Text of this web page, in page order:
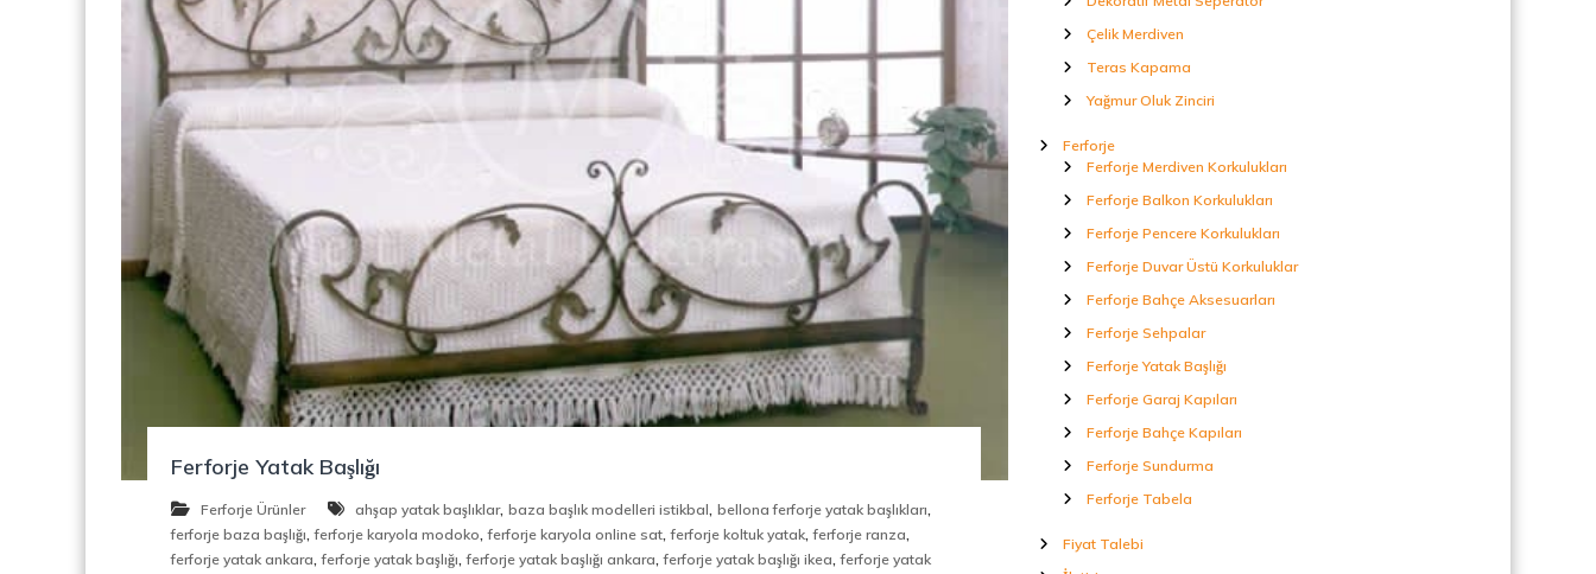
y
o
n
o
s
t
y
o
n
Ç
e
l
i
r
d
i
Ferforje Yatak Başlığı
Ferforje Ürünler ahşap yatak başlıklar,baza başlık modelleri istikbal,bellona ferforje yatak başlıkları,
ferforje baza başlığı,ferforje karyola modoko,ferforje karyola online sat,ferforje koltuk yatak,ferforje ranza,
ferforje yatak ankara,ferforje yatak başlığı,ferforje yatak başlığı ankara,ferforje yatak başlığı ikea,ferforje yatak
Çelik Merdiven
Teras Kapama
Yağmur Oluk Zinciri
Ferforje
Ferforje Merdiven Korkulukları
Ferforje Balkon Korkulukları
Ferforje Pencere Korkulukları
Ferforje Duvar Üstü Korkuluklar
Ferforje Bahçe Aksesuarları
Ferforje Sehpalar
Ferforje Yatak Başlığı
Ferforje Garaj Kapıları
Ferforje Bahçe Kapıları
Ferforje Sundurma
Ferforje Tabela
Fiyat Talebi